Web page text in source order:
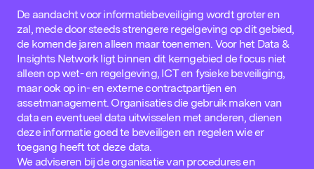
De aandacht voor informatiebeveiliging wordt groter en
zal, mede door steeds strengere regelgeving op dit gebied,
de komende jaren alleen maar toenemen. Voor het Data &
Insights Network ligt binnen dit kerngebied de focus niet
alleen op wet- en regelgeving, ICT en fysieke beveiliging,
maar ook op in- en externe contractpartijen en
assetmanagement. Organisaties die gebruik maken van
data en eventueel data uitwisselen met anderen, dienen
deze informatie goed te beveiligen en regelen wie er
toegang heeft tot deze data.
We adviseren bij de organisatie van procedures en